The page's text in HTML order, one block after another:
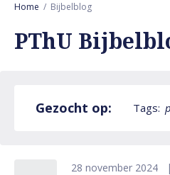
Home Bijbelblog
PThU
Gezocht op: Tags:
28 november 2024